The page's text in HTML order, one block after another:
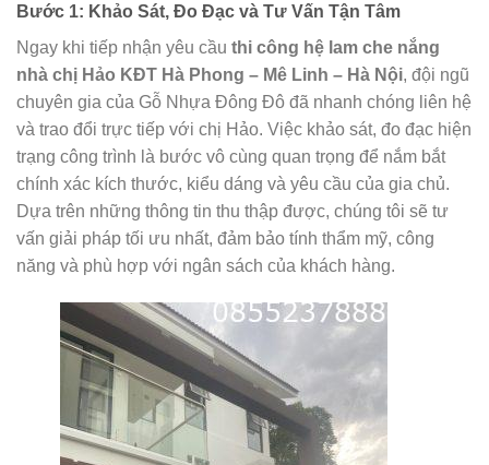
Bước 1: Khảo Sát, Đo Đạc và Tư Vấn Tận Tâm
Ngay khi tiếp nhận yêu cầu thi công hệ lam che nắng
nhà chị Hảo KĐT Hà Phong – Mê Linh – Hà Nội, đội ngũ
chuyên gia của Gỗ Nhựa Đông Đô đã nhanh chóng liên hệ
và trao đổi trực tiếp với chị Hảo. Việc khảo sát, đo đạc hiện
trạng công trình là bước vô cùng quan trọng để nắm bắt
chính xác kích thước, kiểu dáng và yêu cầu của gia chủ.
Dựa trên những thông tin thu thập được, chúng tôi sẽ tư
vấn giải pháp tối ưu nhất, đảm bảo tính thẩm mỹ, công
năng và phù hợp với ngân sách của khách hàng.